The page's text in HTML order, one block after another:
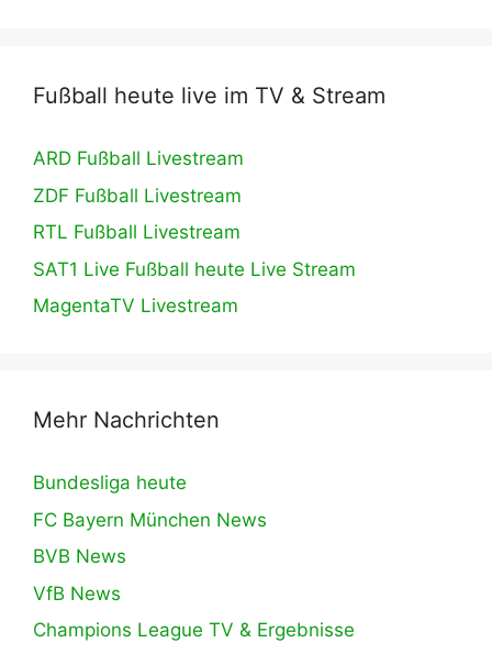
Fußball heute live im TV & Stream
ARD Fußball Livestream
ZDF Fußball Livestream
RTL Fußball Livestream
SAT1 Live Fußball heute Live Stream
MagentaTV Livestream
Mehr Nachrichten
Bundesliga heute
FC Bayern München News
BVB News
VfB News
Champions League TV & Ergebnisse